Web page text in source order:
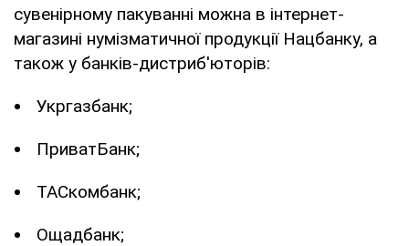
сувенірному пакуванні можна в інтернет-
магазині нумізматичної продукції Нацбанку, а
також у банків-дистриб'юторів:
Укргазбанк;
ПриватБанк;
ТАСкомбанк;
Ощадбанк;